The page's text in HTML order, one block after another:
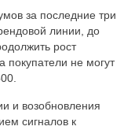
за последние три
линии, до
рост
покупатели не могут
и возобновления
сигналов к